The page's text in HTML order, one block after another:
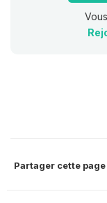
Partager cette page